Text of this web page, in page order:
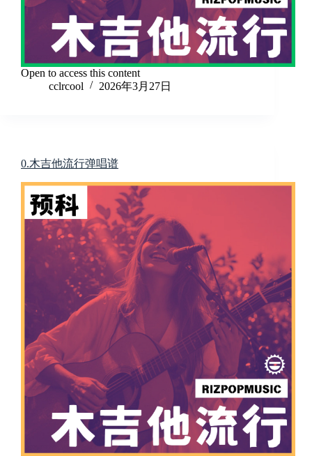
Open to access this content
cclrcool
2026年3月27日
0.木吉他流行弹唱谱